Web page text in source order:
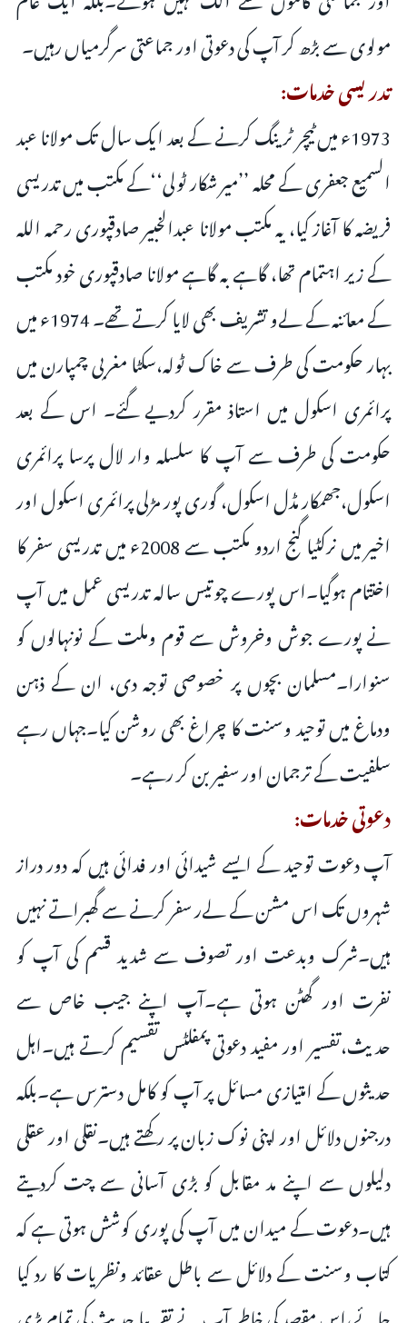
مولوی سے بڑھ کر آپ کی دعوتی اور جماعتی سرگرمیاں رہیں۔
تدریسی خدمات:
1973ء میں ٹیچر ٹرینگ کرنے کے بعد ایک سال تک مولانا عبد
السمیع جعفری کے محلہ ’’میر شکار ٹولی‘‘کے مکتب میں تدریسی
فریضہ کا آغاز کیا، یہ مکتب مولانا عبدالخبیر صادقپوری رحمہ اللہ
کے زیر اہتمام تھا، گاہے بہ گاہے مولانا صادقپوری خود مکتب
کے معائنہ کے لےو تشریف بھی لایا کرتے تھے۔ 1974ء میں
بہار حکومت کی طرف سے خاک ٹولہ،سکٹا مغربی چمپارن میں
پرائمری اسکول میں استاذ مقرر کردیے گئے۔ اس کے بعد
حکومت کی طرف سے آپ کا سلسلہ وار لال پرسا پرائمری
اسکول،جھمکار مڈل اسکول، گوری پور مڑلی پرائمری اسکول اور
اخیر میں نرکٹیا گنج اردو مکتب سے 2008ء میں تدریسی سفر کا
اختتام ہوگیا۔اس پورے چوتیس سالہ تدریسی عمل میں آپ
نے پورے جوش وخروش سے قوم وملت کے نونہالوں کو
سنوارا۔مسلمان بچوں پر خصوصی توجہ دی، ان کے ذہن
ودماغ میں توحید وسنت کا چراغ بھی روشن کیا۔جہاں رہے
سلفیت کے ترجمان اور سفیر بن کر رہے۔
دعوتی خدمات:
آپ دعوت توحید کے ایسے شیدائی اور فدائی ہیں کہ دور دراز
شہروں تک اس مشن کے لےر سفر کرنے سے گھبراتے نہیں
ہیں۔شرک وبدعت اور تصوف سے شدید قسم کی آپ کو
نفرت اور گھٹن ہوتی ہے۔آپ اپنے جیب خاص سے
حدیث،تفسیر اور مفید دعوتی پمفلٹس تقسیم کرتے ہیں۔اہل
حدیثوں کے امتیازی مسائل پر آپ کو کامل دسترس ہے۔بلکہ
درجنوں دلائل اور اپنی نوک زبان پر رکھتے ہیں۔نقلی اور عقلی
دلیلوں سے اپنے مد مقابل کو بڑی آسانی سے چت کردیتے
ہیں۔دعوت کے میدان میں آپ کی پوری کوشش ہوتی ہے کہ
کتاب وسنت کے دلائل سے باطل عقائد ونظریات کا رد کیا